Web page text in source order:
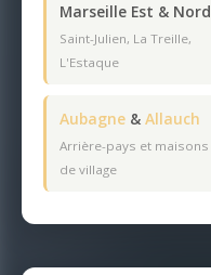
Marseille Est & Nord
Saint-Julien, La Treille,
L'Estaque
Aubagne & Allauch
Arrière-pays et maisons
de village